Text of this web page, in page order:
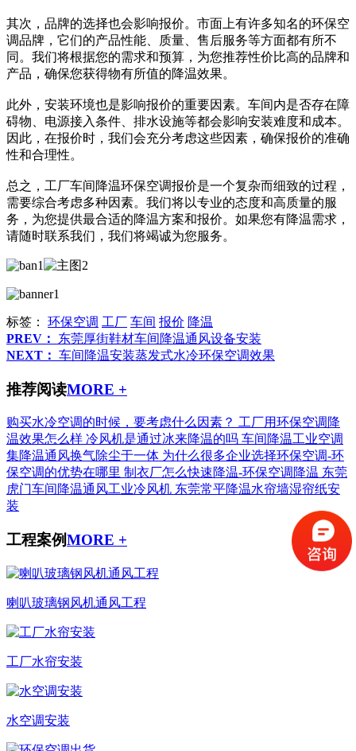
其次，品牌的选择也会影响报价。市面上有许多知名的环保空
调品牌，它们的产品性能、质量、售后服务等方面都有所不
同。我们将根据您的需求和预算，为您推荐性价比高的品牌和
产品，确保您获得物有所值的降温效果。
此外，安装环境也是影响报价的重要因素。车间内是否存在障
碍物、电源接入条件、排水设施等都会影响安装难度和成本。
因此，在报价时，我们会充分考虑这些因素，确保报价的准确
性和合理性。
总之，工厂车间降温环保空调报价是一个复杂而细致的过程，
需要综合考虑多种因素。我们将以专业的态度和高质量的服
务，为您提供最合适的降温方案和报价。如果您有降温需求，
请随时联系我们，我们将竭诚为您服务。
标签： 环保空调 工厂 车间 报价 降温
PREV：
东莞厚街鞋材车间降温通风设备安装
NEXT： 车间降温安装蒸发式水冷环保空调效果
推荐阅读MORE +
购买水冷空调的时候，要考虑什么因素？ 工厂用环保空调降
温效果怎么样 冷风机是通过冰来降温的吗 车间降温工业空调
集降温通风换气除尘于一体 为什么很多企业选择环保空调-环
保空调的优势在哪里 制衣厂怎么快速降温-环保空调降温 东莞
虎门车间降温通风工业冷风机 东莞常平降温水帘墙湿帘纸安
装
工程案例MORE +
喇叭玻璃钢风机通风工程
工厂水帘安装
水空调安装